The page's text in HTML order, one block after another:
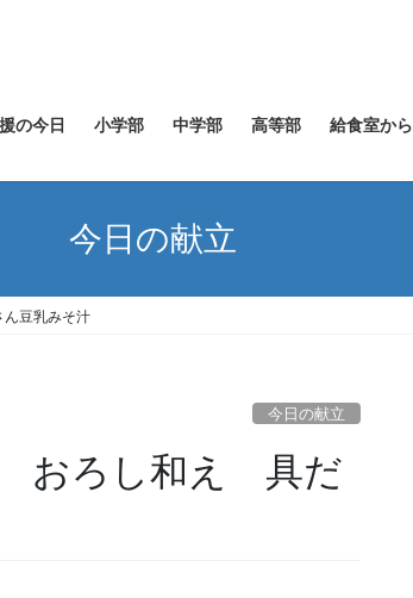
の今日 小学部 中学部 高等部 給食室から
今日の献立
豆乳みそ汁
今日の献立
おろし和え 具だ